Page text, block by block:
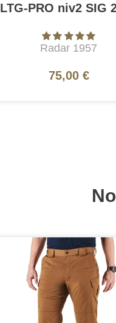
LTG-PRO niv2 SIG
Radar 1957
75,00 €